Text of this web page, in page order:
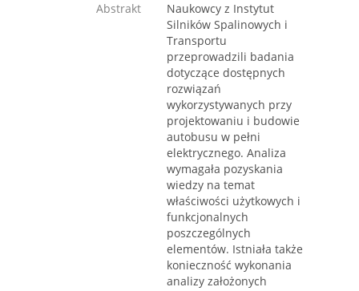
Abstrakt
Naukowcy z Instytut
Silników Spalinowych i
Transportu
przeprowadzili badania
dotyczące dostępnych
rozwiązań
wykorzystywanych przy
projektowaniu i budowie
autobusu w pełni
elektrycznego. Analiza
wymagała pozyskania
wiedzy na temat
właściwości użytkowych i
funkcjonalnych
poszczególnych
elementów. Istniała także
konieczność wykonania
analizy założonych